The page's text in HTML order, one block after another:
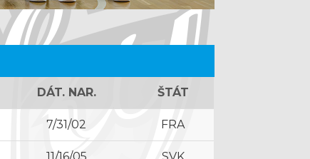
DÁT. NAR. ŠTÁT
7/31/02 FRA